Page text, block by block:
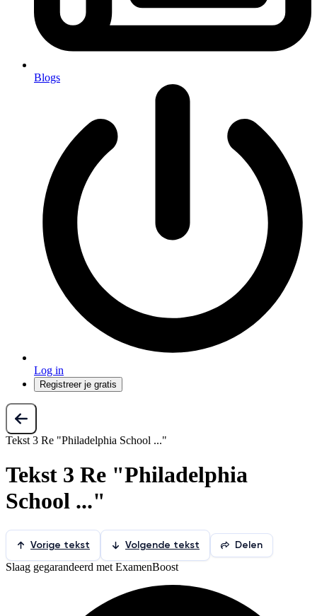
Blogs
Log in
Registreer je gratis
Tekst 3 Re "Philadelphia School ..."
Tekst 3 Re "Philadelphia
School ..."
Vorige tekst Volgende tekst
Delen
Slaag gegarandeerd met ExamenBoost